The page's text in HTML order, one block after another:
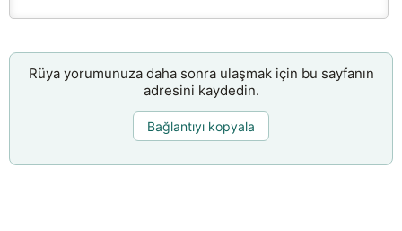
Rüya yorumunuza daha sonra ulaşmak için bu sayfanın
adresini kaydedin.
Bağlantıyı kopyala